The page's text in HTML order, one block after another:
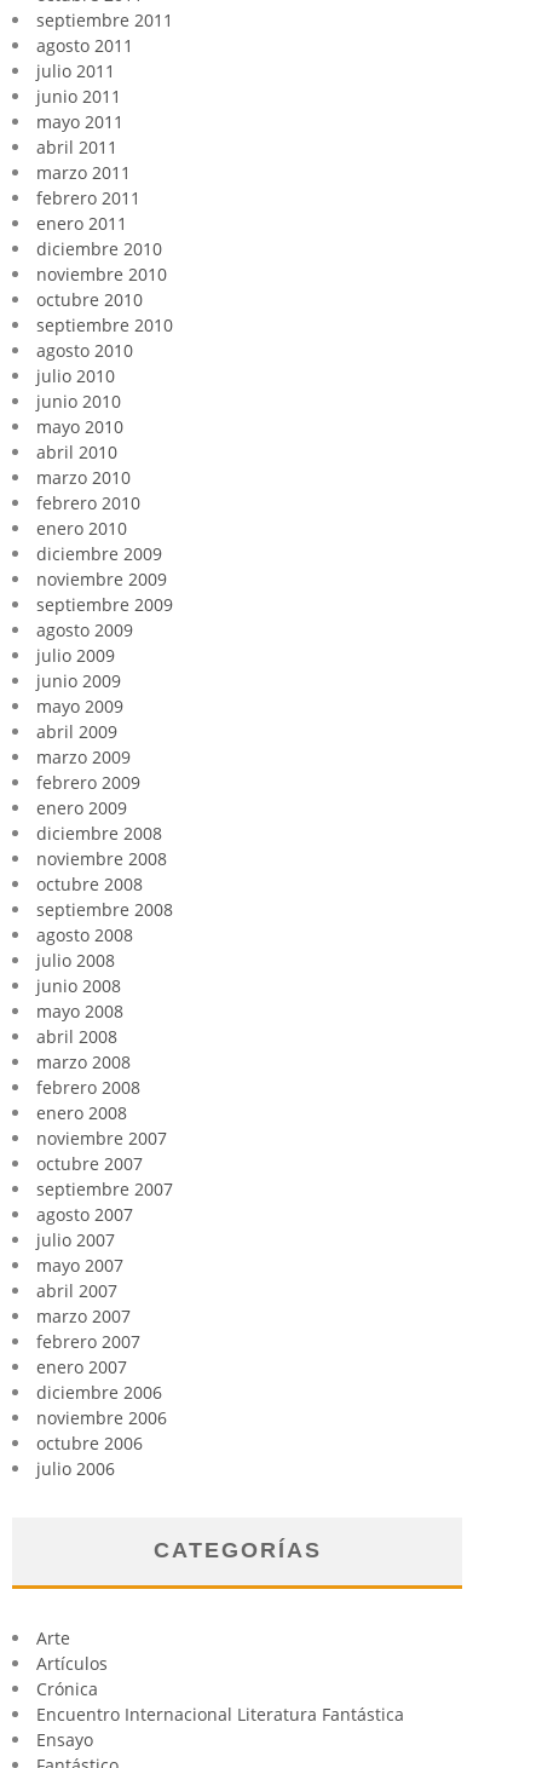
septiembre 2011
agosto 2011
julio 2011
junio 2011
mayo 2011
abril 2011
marzo 2011
febrero 2011
enero 2011
diciembre 2010
noviembre 2010
octubre 2010
septiembre 2010
agosto 2010
julio 2010
junio 2010
mayo 2010
abril 2010
marzo 2010
febrero 2010
enero 2010
diciembre 2009
noviembre 2009
septiembre 2009
agosto 2009
julio 2009
junio 2009
mayo 2009
abril 2009
marzo 2009
febrero 2009
enero 2009
diciembre 2008
noviembre 2008
octubre 2008
septiembre 2008
agosto 2008
julio 2008
junio 2008
mayo 2008
abril 2008
marzo 2008
febrero 2008
enero 2008
noviembre 2007
octubre 2007
septiembre 2007
agosto 2007
julio 2007
mayo 2007
abril 2007
marzo 2007
febrero 2007
enero 2007
diciembre 2006
noviembre 2006
octubre 2006
julio 2006
CATEGORÍAS
Arte
Artículos
Crónica
Encuentro Internacional Literatura Fantástica
Ensayo